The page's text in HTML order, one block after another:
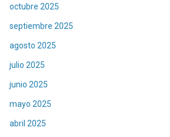
octubre 2025
septiembre 2025
agosto 2025
julio 2025
junio 2025
mayo 2025
abril 2025